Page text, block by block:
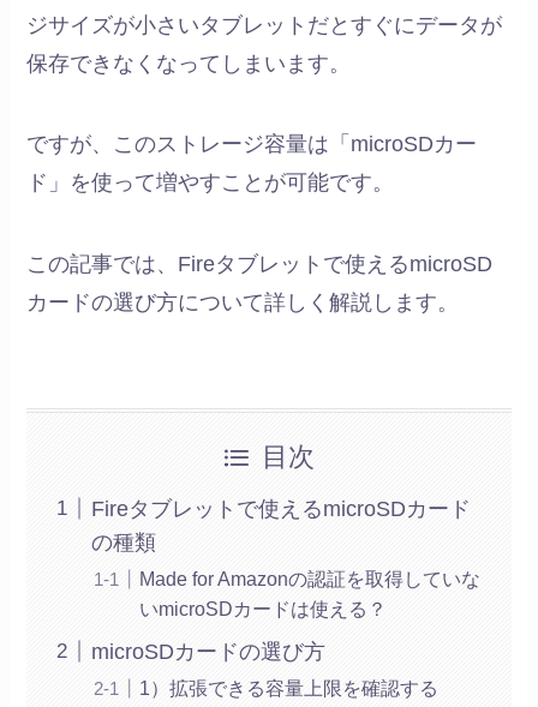
ジサイズが小さいタブレットだとすぐにデータが
保存できなくなってしまいます。
ですが、このストレージ容量は「microSDカー
ド」を使って増やすことが可能です。
この記事では、Fireタブレットで使えるmicroSD
カードの選び方について詳しく解説します。
目次
Fireタブレットで使えるmicroSDカード
の種類
Made for Amazonの認証を取得していな
いmicroSDカードは使える？
microSDカードの選び方
1）拡張できる容量上限を確認する